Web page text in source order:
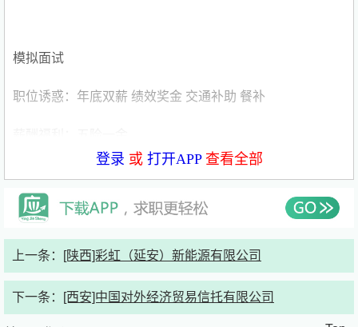
模拟面试
职位诱惑：年底双薪 绩效奖金 交通补助 餐补
职位描述
岗位职责：
1、负责信托产品全生命周期估值核算，以及与保管行核对
估值数据业务，负责完成产品运作期间估值资料归集工作。
登录 或 打开APP查看全部
上一条： [陕西]彩虹（延安）新能源有限公司
下一条： [西安]中国对外经济贸易信托有限公司